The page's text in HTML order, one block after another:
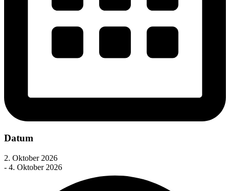
Datum
2. Oktober 2026
- 4. Oktober 2026